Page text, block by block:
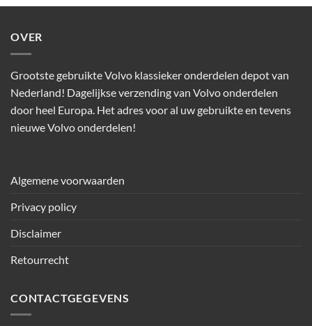
OVER
Grootste gebruikte Volvo klassieker onderdelen depot van
Nederland! Dagelijkse verzending van Volvo onderdelen
door heel Europa. Het adres voor al uw gebruikte en tevens
nieuwe Volvo onderdelen!
Algemene voorwaarden
Privacy policy
Disclaimer
Retourrecht
CONTACTGEGEVENS